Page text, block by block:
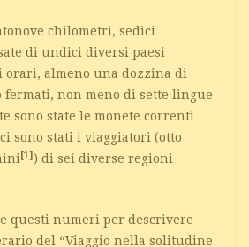
chilometri, sedici
di undici diversi paesi
orari, almeno una dozzina di
fermati, non meno di sette lingue
sono state le monete correnti
sono stati i viaggiatori (otto
[1]) di sei diverse regioni
questi numeri per descrivere
del “Viaggio nella solitudine